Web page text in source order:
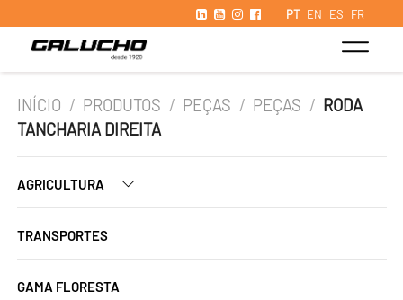
PT EN ES FR
INÍCIO / PRODUTOS / PEÇAS / PEÇAS / RODA
TANCHARIA DIREITA
AGRICULTURA
TRANSPORTES
GAMA FLORESTA